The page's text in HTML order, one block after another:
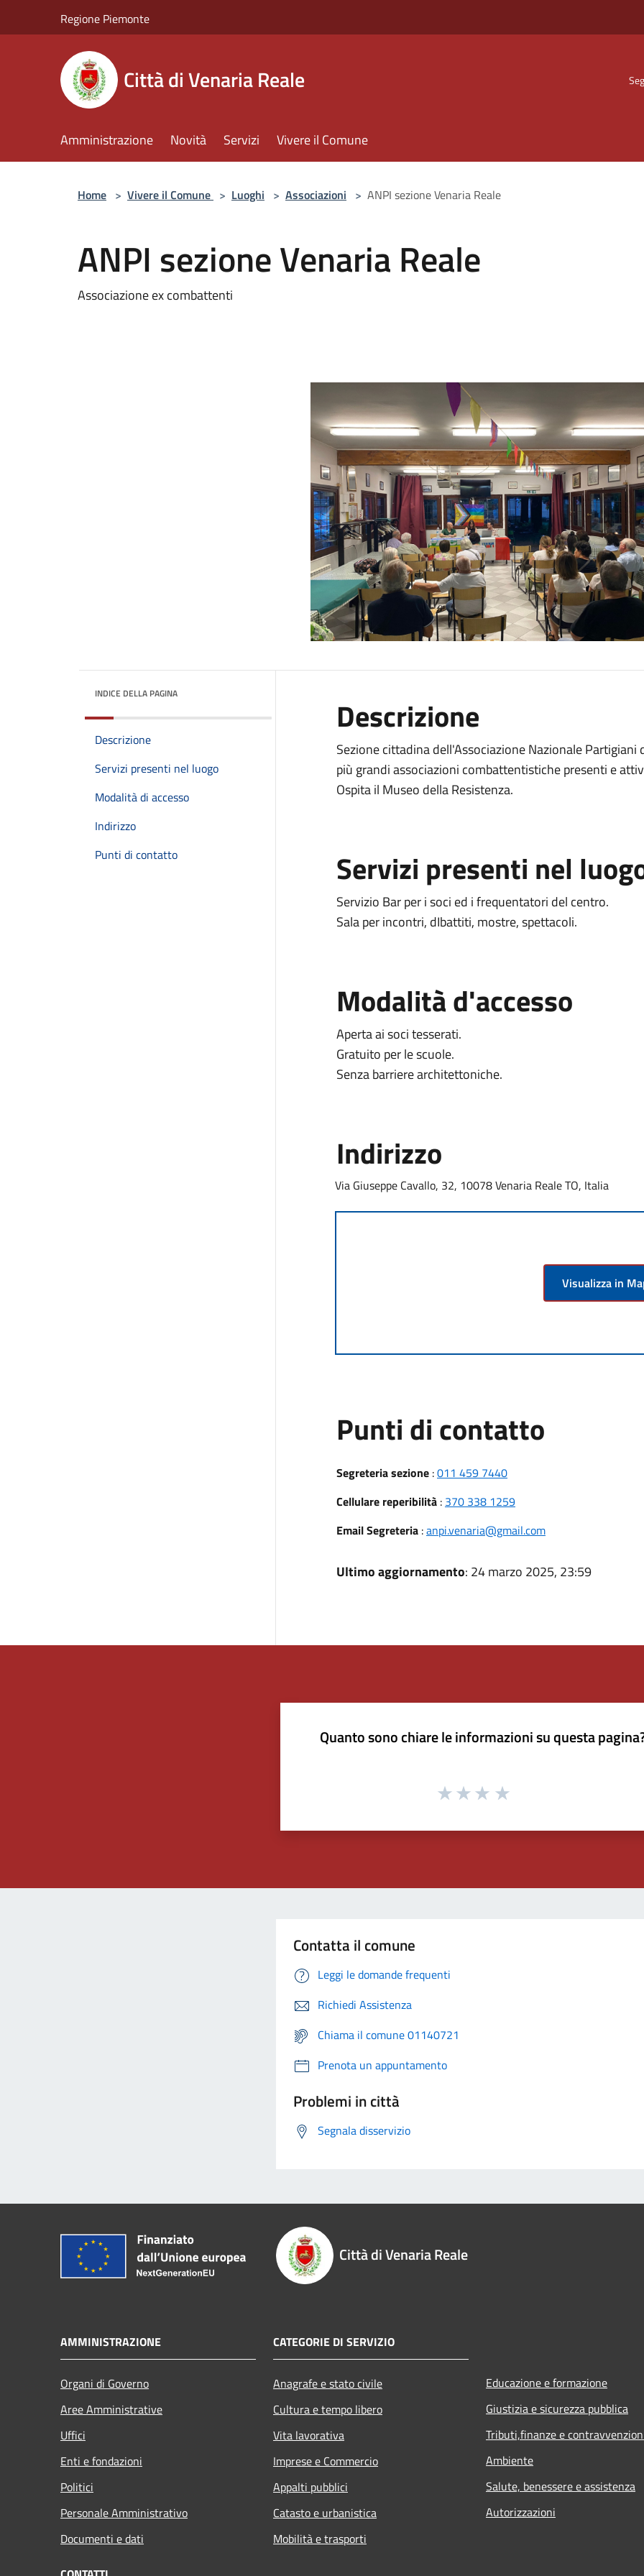
Regione Piemonte
Città di Venaria Reale
Amministrazione Novità Servizi Vivere il Comune
Home > Vivere il Comune > Luoghi > Associazioni > ANPI sezione Venaria Reale
ANPI sezione Venaria Reale
Associazione ex combattenti
INDICE DELLA PAGINA
Descrizione
Servizi presenti nel luogo
Modalità di accesso
Indirizzo
Punti di contatto
Descrizione
Sezione cittadina dell'Associazione Nazionale
più grandi associazioni combattentistiche presenti e
Ospita il Museo della Resistenza.
Servizi presenti nel
Servizio Bar per i soci ed i frequentatori del centro.
Sala per incontri, dIbattiti, mostre, spettacoli.
Modalità d'accesso
Aperta ai soci tesserati.
Gratuito per le scuole.
Senza barriere architettoniche.
Indirizzo
Via Giuseppe Cavallo, 32, 10078 Venaria Reale TO, Italia
Visualizza in
Punti di contatto
Segreteria sezione:011 459 7440
Cellulare reperibilità: 370 338 1259
Email Segreteria:anpi.venaria@gmail.com
Ultimo aggiornamento: 24 marzo 2025, 23:59
Quanto sono chiare le informazioni su questa
Contatta il comune
Leggi le domande frequenti
Richiedi Assistenza
Chiama il comune 01140721
Prenota un appuntamento
Problemi in città
Segnala disservizio
Città di Venaria Reale
AMMINISTRAZIONE
Organi di Governo
Aree Amministrative
Uffici
Enti e fondazioni
Politici
Personale Amministrativo
Documenti e dati
CATEGORIE DI SERVIZIO
Anagrafe e stato civile
Cultura e tempo libero
Vita lavorativa
Imprese e Commercio
Appalti pubblici
Catasto e urbanistica
Mobilità e trasporti
Educazione e formazione
Giustizia e sicurezza pubblica
Tributi,finanze e
Ambiente
Salute, benessere e assistenza
Autorizzazioni